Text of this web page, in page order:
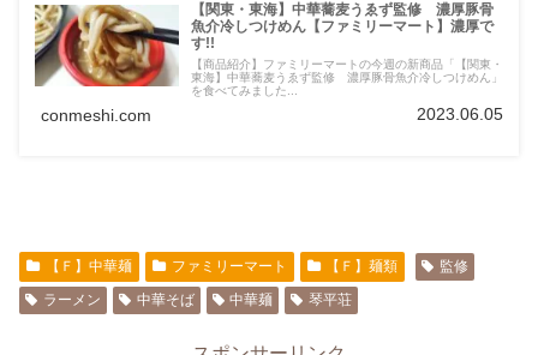
【関東・東海】中華蕎麦うゑず監修 濃厚豚骨
魚介冷しつけめん【ファミリーマート】濃厚で
す!!
【商品紹介】ファミリーマートの今週の新商品「【関東・
東海】中華蕎麦うゑず監修 濃厚豚骨魚介冷しつけめん」
を食べてみました...
conmeshi.com 2023.06.05
【Ｆ】中華麺 ファミリーマート 【Ｆ】麺類
監修
ラーメン
中華そば 中華麺 琴平荘